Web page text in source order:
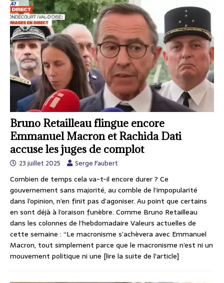
Bruno Retailleau flingue encore
Emmanuel Macron et Rachida Dati
accuse les juges de complot
23 juillet 2025 Serge Faubert
Combien de temps cela va-t-il encore durer ? Ce
gouvernement sans majorité, au comble de l’impopularité
dans l’opinion, n’en finit pas d’agoniser. Au point que certains
en sont déjà à l’oraison funèbre. Comme Bruno Retailleau
dans les colonnes de l’hebdomadaire Valeurs actuelles de
cette semaine : “Le macronisme s’achèvera avec Emmanuel
Macron, tout simplement parce que le macronisme n’est ni un
mouvement politique ni une [lire la suite de l'article]